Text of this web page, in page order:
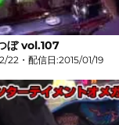
ぼ vol.107
22・配信日:2015/01/19